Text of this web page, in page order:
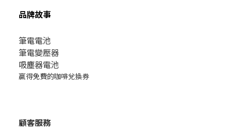
品牌故事
筆電電池
筆電變壓器
吸塵器電池
贏得免費的咖啡兌換券
顧客服務